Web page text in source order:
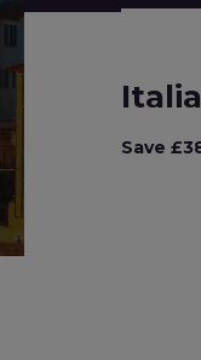
Save